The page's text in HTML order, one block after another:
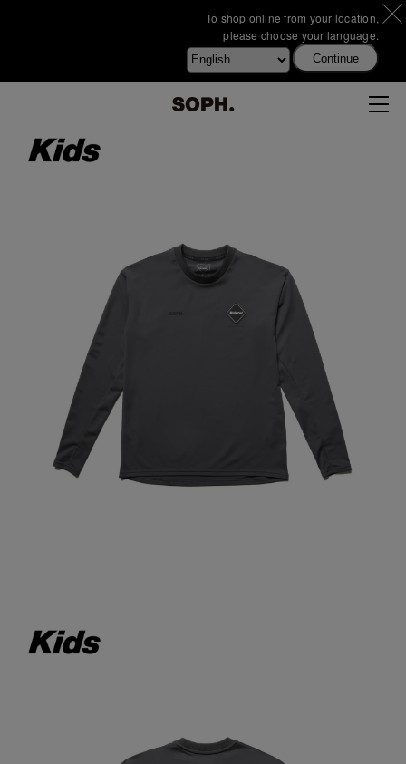
To shop online from your location,
please choose your language.
Continue